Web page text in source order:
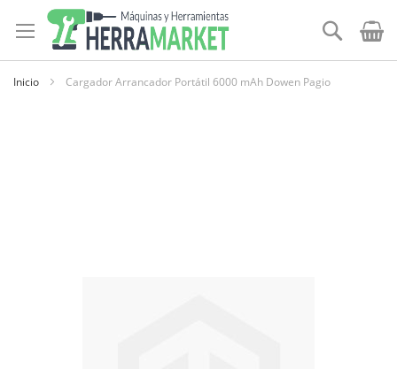
al
contenido
Buscar
Inicio Cargador Arrancador Portátil 6000 mAh Dowen Pagio